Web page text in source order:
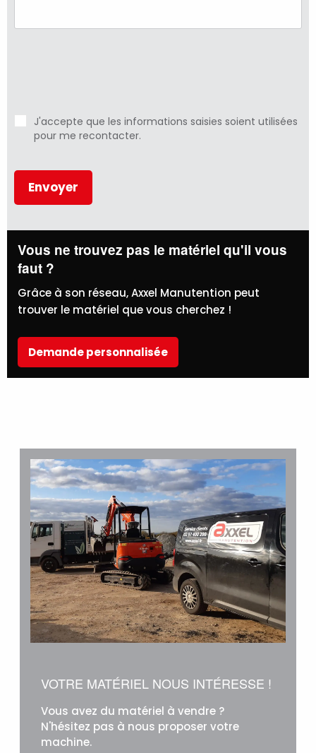
pour me recontacter.
Vous ne trouvez pas le matériel qu'il vous
faut ?
Grâce à son réseau, Axxel Manutention peut
trouver le matériel que vous cherchez !
Vous avez du matériel à vendre ?
N'hésitez pas à nous proposer votre
machine.